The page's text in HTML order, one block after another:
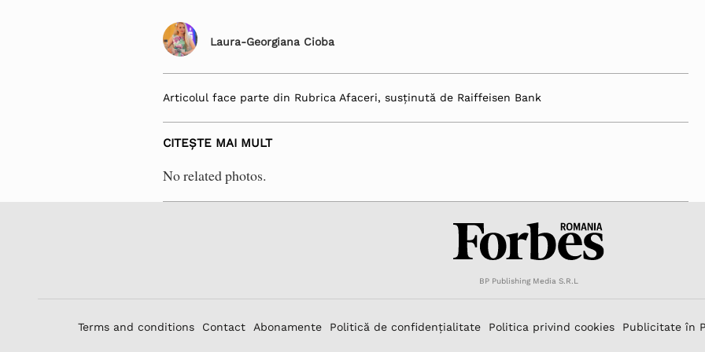
Laura-Georgiana Cioba
Articolul face parte din Rubrica Afaceri, susținută de Raiffeisen Bank
CITEȘTE MAI MULT
No related photos.
BP Publishing Media S.R.L
Terms and conditions Contact Abonamente Politică de confidențialitate Politica privind cookies Publicitate în